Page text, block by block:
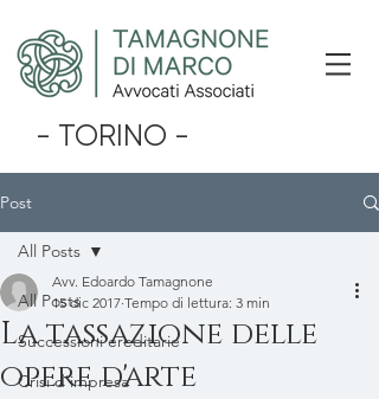
- TORINO -
Post
All Posts
Successioni ereditarie
Crisi d'impresa
All Posts
La tassazione delle
opere d'arte
Avv. Edoardo Tamagnone
15 dic 2017 Tempo di lettura: 3 min